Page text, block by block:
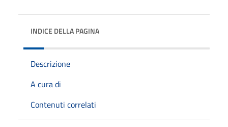
INDICE DELLA PAGINA
Descrizione
A cura di
Contenuti correlati